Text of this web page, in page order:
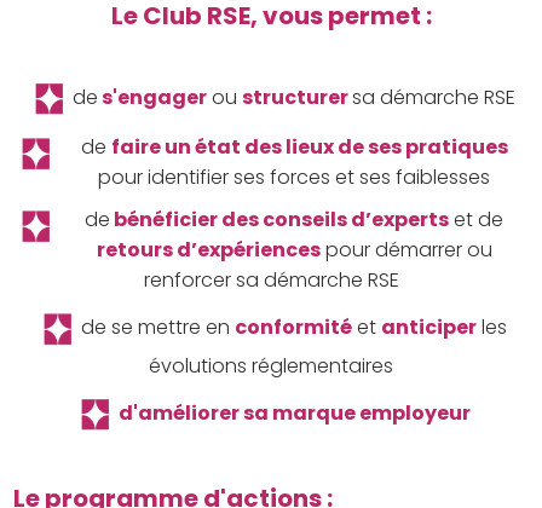
Le Club RSE, vous permet :
des'engagerou structurersa démarche RSE
de faire unétat des lieux de ses pratiques
pour identifierses forces et ses faiblesses
de bénéficier des conseils d’expertset de
retours d’expériencespour démarrer ou
renforcer sa démarche RSE
de se mettre en conformitéet anticiperles
évolutions réglementaires
d'améliorer sa marque employeur
Le programme d'actions :